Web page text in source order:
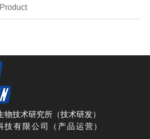
物技术研究所（技术研发）
有限公司（产品运营）